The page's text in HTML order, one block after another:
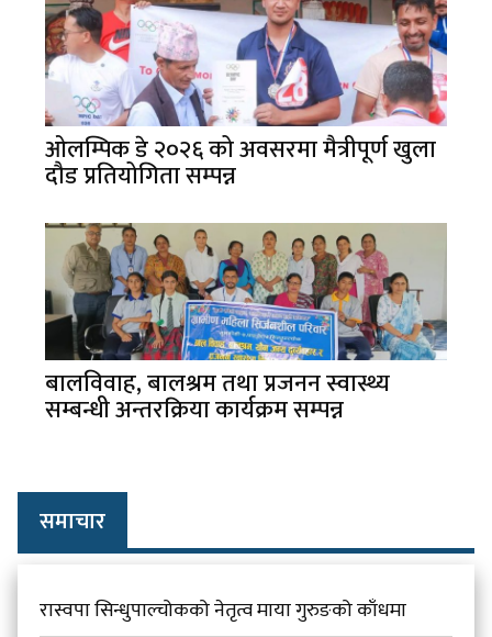
ओलम्पिक डे २०२६ को अवसरमा मैत्रीपूर्ण खुला
दौड प्रतियोगिता सम्पन्न
बालविवाह, बालश्रम तथा प्रजनन स्वास्थ्य
सम्बन्धी अन्तरक्रिया कार्यक्रम सम्पन्न
समाचार
रास्वपा सिन्धुपाल्चोकको नेतृत्व माया गुरुङको काँधमा